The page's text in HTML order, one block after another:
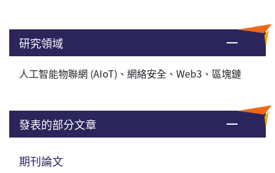
研究領域
人工智能物聯網 (AIoT)、網絡安全、Web3、區塊鏈
發表的部分文章
期刊論文